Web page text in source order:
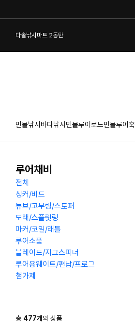
다솔낚시마트 2동탄
민물낚시 바다낚시 민물루어로드민물루어훅
루어채비
전체
싱커/비드
튜브/고무링/스토퍼
도래/스플릿링
마커/코일/래틀
루어소품
블레이드/지그스피너
루어용웨이트/편납/프로그
첨가제
총 477개의 상품